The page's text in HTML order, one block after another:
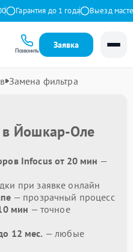
Гарантия до 1 года Выезд
Позвонить
Заявка
Замена фильтра
в Йошкар-Оле
Infocus от 20 мин —
при заявке онлайн
— прозрачный процесс
мин — точное
12 мес. — любые